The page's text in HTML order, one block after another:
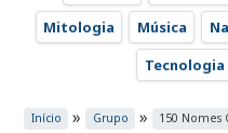
Mitologia
Música
Tecnologia
Início » Grupo » 150 Nomes